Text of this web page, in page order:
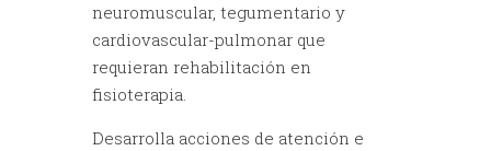
neuromuscular, tegumentario y
cardiovascular-pulmonar que
requieran rehabilitación en
fisioterapia.
Desarrolla acciones de atención e